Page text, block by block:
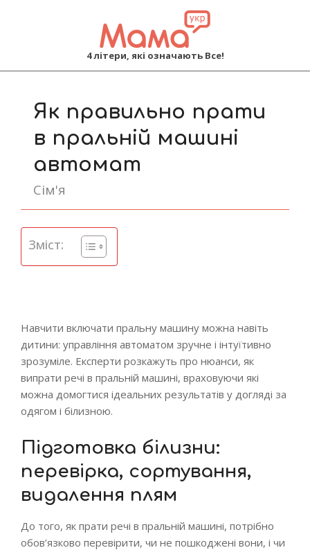
4 літери, які означають Все!
Як правильно прати
в пральній машині
автомат
Сім'я
Зміст:
Навчити включати пральну машину можна навіть
дитини: управління автоматом зручне і інтуїтивно
зрозуміле. Експерти розкажуть про нюанси, як
випрати речі в пральній машині, враховуючи які
можна домогтися ідеальних результатів у догляді за
одягом і білизною.
Підготовка білизни:
перевірка, сортування,
видалення плям
До того, як прати речі в пральній машині, потрібно
обов’язково перевірити, чи не пошкоджені вони, і чи